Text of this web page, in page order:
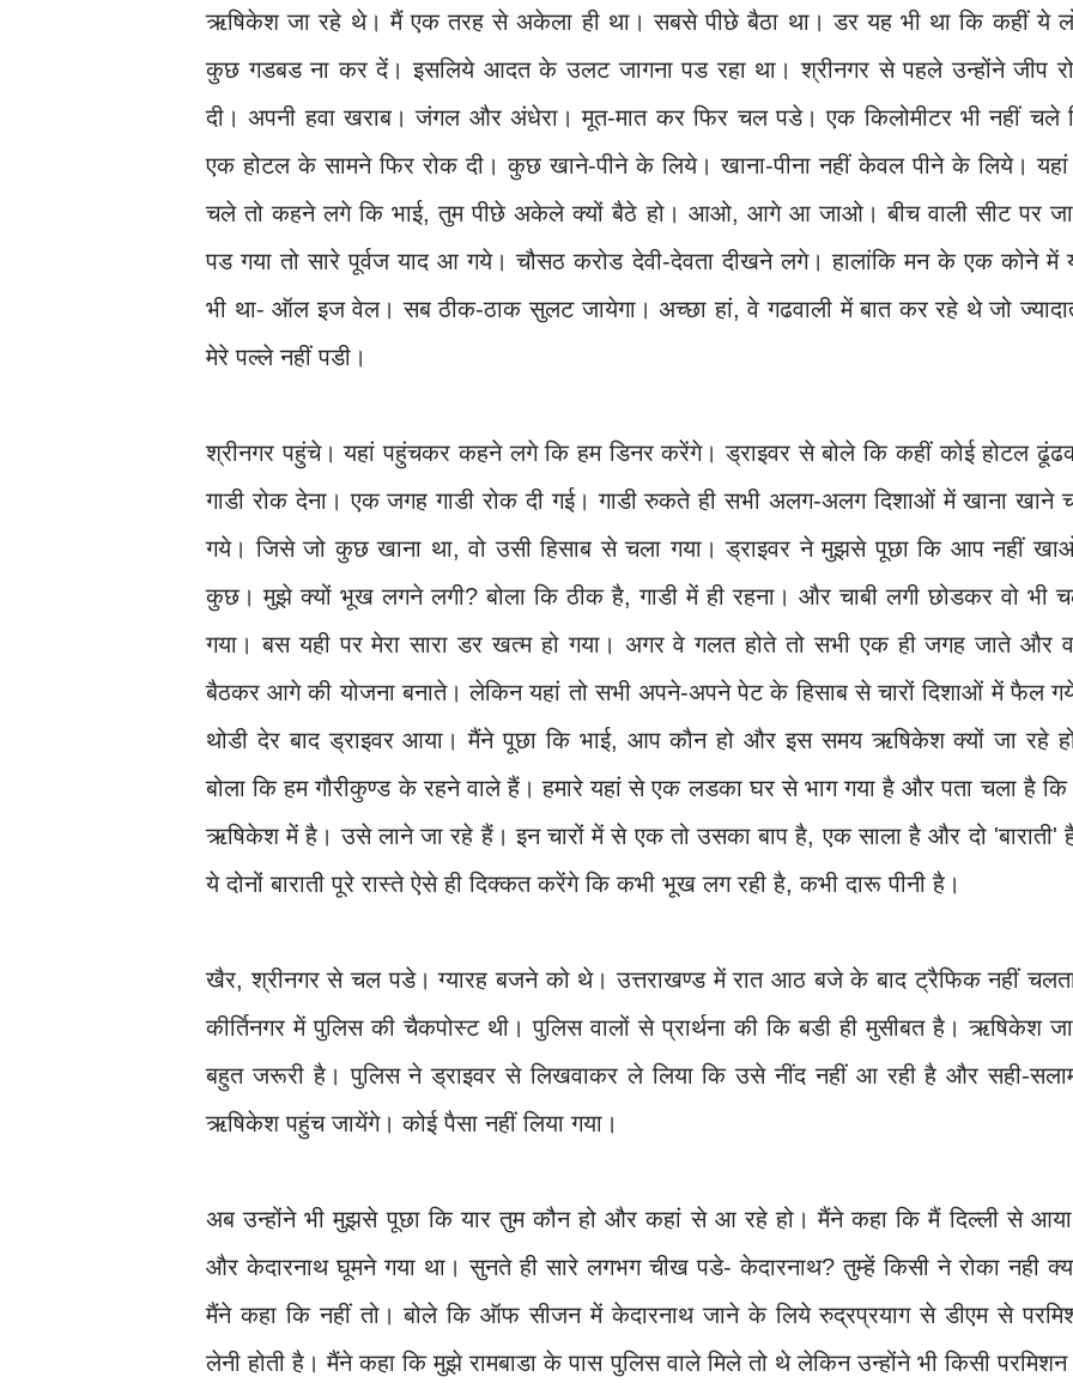
ऋषिकेश जा रहे थे। मैं एक तरह से अकेला ही था। सबसे पीछे बैठा था। डर यह भी था कि कहीं ये
कुछ गडबड ना कर दें। इसलिये आदत के उलट जागना पड रहा था। श्रीनगर से पहले उन्होंने जीप
दी। अपनी हवा खराब। जंगल और अंधेरा। मूत-मात कर फिर चल पडे। एक किलोमीटर भी नहीं चले
एक होटल के सामने फिर रोक दी। कुछ खाने-पीने के लिये। खाना-पीना नहीं केवल पीने के लिये।
चले तो कहने लगे कि भाई, तुम पीछे अकेले क्यों बैठे हो। आओ, आगे आ जाओ। बीच वाली सीट पर
पड गया तो सारे पूर्वज याद आ गये। चौसठ करोड देवी-देवता दीखने लगे। हालांकि मन के एक कोने में
भी था- ऑल इज वेल। सब ठीक-ठाक सुलट जायेगा। अच्छा हां, वे गढवाली में बात कर रहे थे जो
मेरे पल्ले नहीं पडी।
श्रीनगर पहुंचे। यहां पहुंचकर कहने लगे कि हम डिनर करेंगे। ड्राइवर से बोले कि कहीं कोई होटल
गाडी रोक देना। एक जगह गाडी रोक दी गई। गाडी रुकते ही सभी अलग-अलग दिशाओं में खाना खाने
गये। जिसे जो कुछ खाना था, वो उसी हिसाब से चला गया। ड्राइवर ने मुझसे पूछा कि आप नहीं
कुछ। मुझे क्यों भूख लगने लगी? बोला कि ठीक है, गाडी में ही रहना। और चाबी लगी छोडकर वो भी
गया। बस यही पर मेरा सारा डर खत्म हो गया। अगर वे गलत होते तो सभी एक ही जगह जाते और
बैठकर आगे की योजना बनाते। लेकिन यहां तो सभी अपने-अपने पेट के हिसाब से चारों दिशाओं में फैल
थोडी देर बाद ड्राइवर आया। मैंने पूछा कि भाई, आप कौन हो और इस समय ऋषिकेश क्यों जा रहे
बोला कि हम गौरीकुण्ड के रहने वाले हैं। हमारे यहां से एक लडका घर से भाग गया है और पता चला है कि
ऋषिकेश में है। उसे लाने जा रहे हैं। इन चारों में से एक तो उसका बाप है, एक साला है और दो 'बाराती'
ये दोनों बाराती पूरे रास्ते ऐसे ही दिक्कत करेंगे कि कभी भूख लग रही है, कभी दारू पीनी है।
खैर, श्रीनगर से चल पडे। ग्यारह बजने को थे। उत्तराखण्ड में रात आठ बजे के बाद ट्रैफिक नहीं
कीर्तिनगर में पुलिस की चैकपोस्ट थी। पुलिस वालों से प्रार्थना की कि बडी ही मुसीबत है। ऋषिकेश
बहुत जरूरी है। पुलिस ने ड्राइवर से लिखवाकर ले लिया कि उसे नींद नहीं आ रही है और सही-
ऋषिकेश पहुंच जायेंगे। कोई पैसा नहीं लिया गया।
अब उन्होंने भी मुझसे पूछा कि यार तुम कौन हो और कहां से आ रहे हो। मैंने कहा कि मैं दिल्ली से
और केदारनाथ घूमने गया था। सुनते ही सारे लगभग चीख पडे- केदारनाथ? तुम्हें किसी ने रोका नही
मैंने कहा कि नहीं तो। बोले कि ऑफ सीजन में केदारनाथ जाने के लिये रुद्रप्रयाग से डीएम से
लेनी होती है। मैंने कहा कि मुझे रामबाडा के पास पुलिस वाले मिले तो थे लेकिन उन्होंने भी किसी